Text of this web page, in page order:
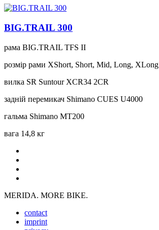
BIG.TRAIL 300
рама BIG.TRAIL TFS II
розмір рами XShort, Short, Mid, Long, XLong
вилка SR Suntour XCR34 2CR
задній перемикач Shimano CUES U4000
гальма Shimano MT200
вага 14,8 кг
MERIDA. MORE BIKE.
contact
imprint